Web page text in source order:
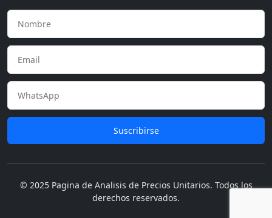
Suscribirse
© 2025 Pagina de Analisis de Precios Unitarios. Todos los
derechos reservados.